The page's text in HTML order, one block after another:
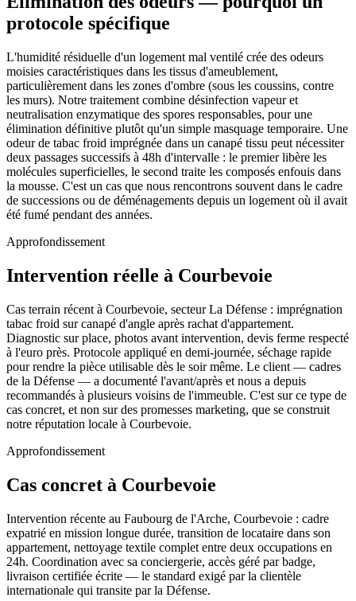
protocole spécifique
L'humidité résiduelle d'un logement mal ventilé crée des odeurs
moisies caractéristiques dans les tissus d'ameublement,
particulièrement dans les zones d'ombre (sous les coussins, contre
les murs). Notre traitement combine désinfection vapeur et
neutralisation enzymatique des spores responsables, pour une
élimination définitive plutôt qu'un simple masquage temporaire. Une
odeur de tabac froid imprégnée dans un canapé tissu peut nécessiter
deux passages successifs à 48h d'intervalle : le premier libère les
molécules superficielles, le second traite les composés enfouis dans
la mousse. C'est un cas que nous rencontrons souvent dans le cadre
de successions ou de déménagements depuis un logement où il avait
été fumé pendant des années.
Approfondissement
Intervention réelle à Courbevoie
Cas terrain récent à Courbevoie, secteur La Défense : imprégnation
tabac froid sur canapé d'angle après rachat d'appartement.
Diagnostic sur place, photos avant intervention, devis ferme respecté
à l'euro près. Protocole appliqué en demi-journée, séchage rapide
pour rendre la pièce utilisable dès le soir même. Le client — cadres
de la Défense — a documenté l'avant/après et nous a depuis
recommandés à plusieurs voisins de l'immeuble. C'est sur ce type de
cas concret, et non sur des promesses marketing, que se construit
notre réputation locale à Courbevoie.
Approfondissement
Cas concret à Courbevoie
Intervention récente au Faubourg de l'Arche, Courbevoie : cadre
expatrié en mission longue durée, transition de locataire dans son
appartement, nettoyage textile complet entre deux occupations en
24h. Coordination avec sa conciergerie, accès géré par badge,
livraison certifiée écrite — le standard exigé par la clientèle
internationale qui transite par la Défense.